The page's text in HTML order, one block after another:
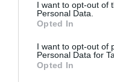
I want to opt-out of
Personal Data.
Opted In
I want to opt-out of
Personal Data for
Opted In